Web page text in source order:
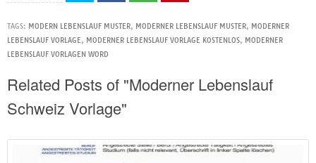
TAGS: MODERN LEBENSLAUF MUSTER, MODERNER LEBENSLAUF MUSTER, MODERNER
LEBENSLAUF VORLAGE, MODERNER LEBENSLAUF VORLAGE KOSTENLOS, MODERNER
LEBENSLAUF VORLAGEN WORD
Related Posts of "Moderner Lebenslauf
Schweiz Vorlage"